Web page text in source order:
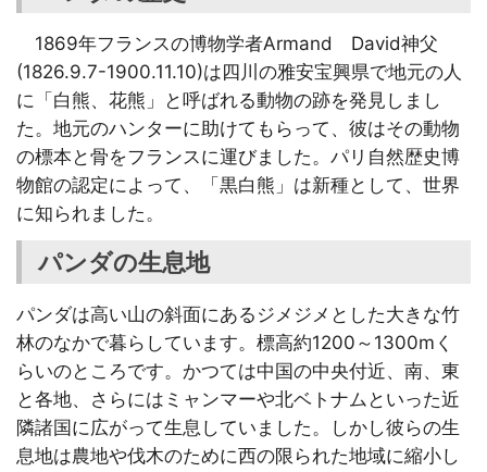
1869年フランスの博物学者Armand David神父
(1826.9.7-1900.11.10)は四川の雅安宝興県で地元の人
に「白熊、花熊」と呼ばれる動物の跡を発見しまし
た。地元のハンターに助けてもらって、彼はその動物
の標本と骨をフランスに運びました。パリ自然歴史博
物館の認定によって、「黒白熊」は新種として、世界
に知られました。
パンダの生息地
パンダは高い山の斜面にあるジメジメとした大きな竹
林のなかで暮らしています。標高約1200～1300mく
らいのところです。かつては中国の中央付近、南、東
と各地、さらにはミャンマーや北ベトナムといった近
隣諸国に広がって生息していました。しかし彼らの生
息地は農地や伐木のために西の限られた地域に縮小し